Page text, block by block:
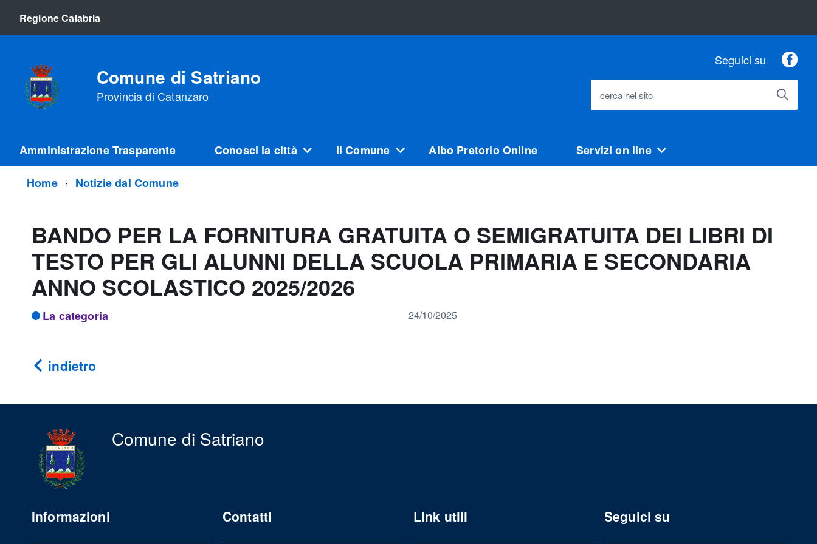
Regione Calabria
Comune di Satriano
Provincia di Catanzaro
Seguici su
cerca nel sito
Amministrazione Trasparente Conosci la città Il Comune Albo Pretorio Online Servizi on line
Home Notizie dal Comune
BANDO PER LA FORNITURA GRATUITA O SEMIGRATUITA DEI LIBRI DI
TESTO PER GLI ALUNNI DELLA SCUOLA PRIMARIA E SECONDARIA
ANNO SCOLASTICO 2025/2026
La categoria 24/10/2025
indietro
Comune di Satriano
Informazioni Contatti Link utili Seguici su